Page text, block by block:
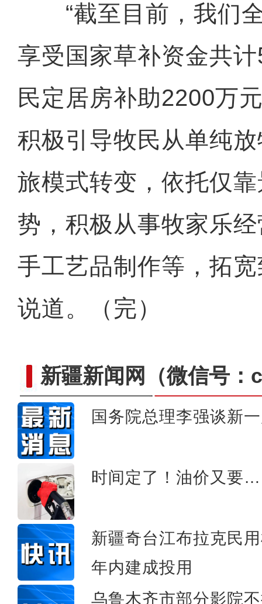
“截至目前，我们全
享受国家草补资金共
民定居房补助2200万
积极引导牧民从单纯
旅模式转变，依托仅
势，积极从事牧家乐
手工艺品制作等，拓
说道。（完）
新疆新闻网 （微信号
国务院总理李强谈新
时间定了！油价又要
新疆奇台江布拉克民
年内建成投用
乌鲁木齐市部分影院
乌鲁木齐经开区：脑卒中筛